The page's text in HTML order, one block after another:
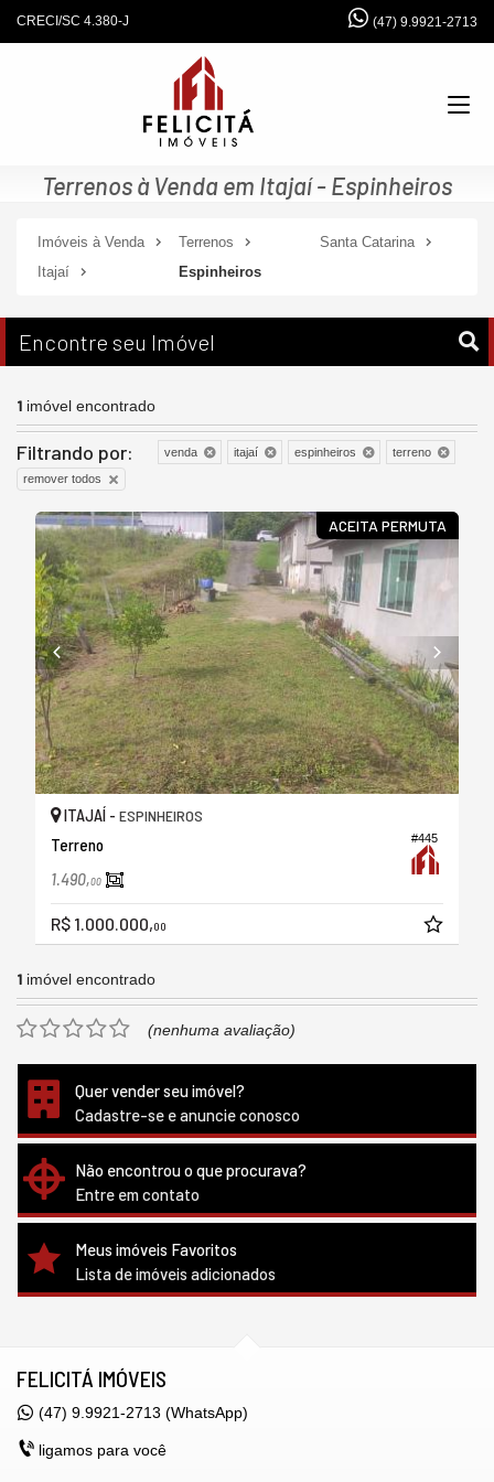
CRECI/SC 4.380-J (47) 9.9921-2713
Terrenos à Venda em Itajaí - Espinheiros
Imóveis à Venda Terrenos
Santa Catarina
Itajaí
Espinheiros
Encontre seu Imóvel
1 imóvel encontrado
Filtrando por: venda itajaí espinheiros
terreno
remover todos
ACEITA PERMUTA
#445
ITAJAÍ - ESPINHEIROS
Terreno
1.490,00
R$ 1.000.000,00
1 imóvel encontrado
(nenhuma avaliação)
Quer vender seu imóvel?
Cadastre-se e anuncie conosco
Não encontrou o que procurava?
Entre em contato
Meus imóveis Favoritos
Lista de imóveis adicionados
FELICITÁ IMÓVEIS
(47) 9.9921-2713 (WhatsApp)
ligamos para você